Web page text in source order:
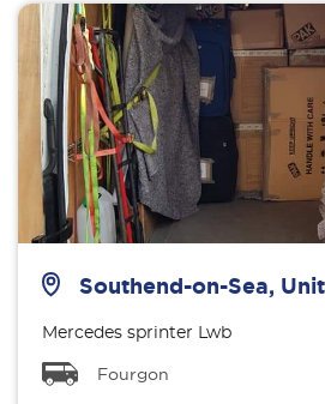
Southend-on-Sea,
Mercedes sprinter Lwb
Fourgon